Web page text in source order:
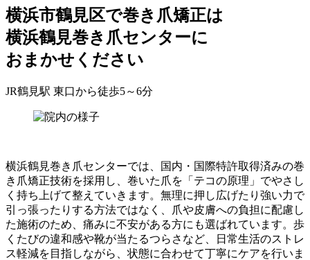
横浜市鶴見区で巻き爪矯正は
横浜鶴見巻き爪センターに
おまかせください
JR鶴見駅 東口から徒歩5～6分
横浜鶴見巻き爪センターでは、国内・国際特許取得済みの巻
き爪矯正技術を採用し、巻いた爪を「テコの原理」でやさし
く持ち上げて整えていきます。無理に押し広げたり強い力で
引っ張ったりする方法ではなく、爪や皮膚への負担に配慮し
た施術のため、痛みに不安がある方にも選ばれています。歩
くたびの違和感や靴が当たるつらさなど、日常生活のストレ
ス軽減を目指しながら、状態に合わせて丁寧にケアを行いま